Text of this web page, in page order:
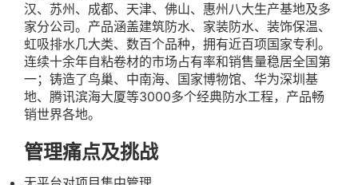
汉、苏州、成都、天津、佛山、惠州八大生产基地及多
家分公司。产品涵盖建筑防水、家装防水、装饰保温、
虹吸排水几大类、数百个品种，拥有近百项国家专利。
连续十余年自粘卷材的市场占有率和销售量稳居全国第
一；铸造了鸟巢、中南海、国家博物馆、华为深圳基
地、腾讯滨海大厦等3000多个经典防水工程，产品畅
销世界各地。
管理痛点及挑战